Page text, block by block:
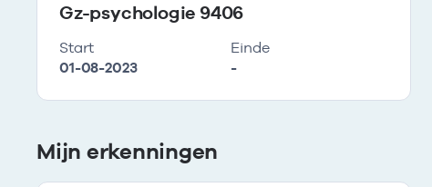
Gz-psychologie 9406
Start
01-08-2023
Einde
-
Mijn erkenningen